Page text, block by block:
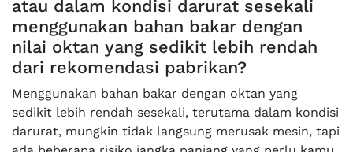
atau dalam kondisi darurat sesekali
menggunakan bahan bakar dengan
nilai oktan yang sedikit lebih rendah
dari rekomendasi pabrikan?
Menggunakan bahan bakar dengan oktan yang
sedikit lebih rendah sesekali, terutama dalam kondisi
darurat, mungkin tidak langsung merusak mesin, tapi